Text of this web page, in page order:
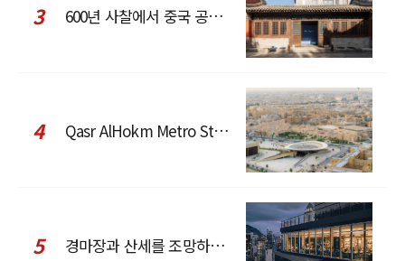
3 600년 사찰에서 중국 공예와 현대 패션을 직조한 ZARA x Fanglu Lin Pop-Up
4 Qasr AlHokm Metro Station, 구도심과 현대 공공 인프라의 접점을 제안하다
5 경마장과 산세를 조망하는 CCD Hong Kong Creative Center